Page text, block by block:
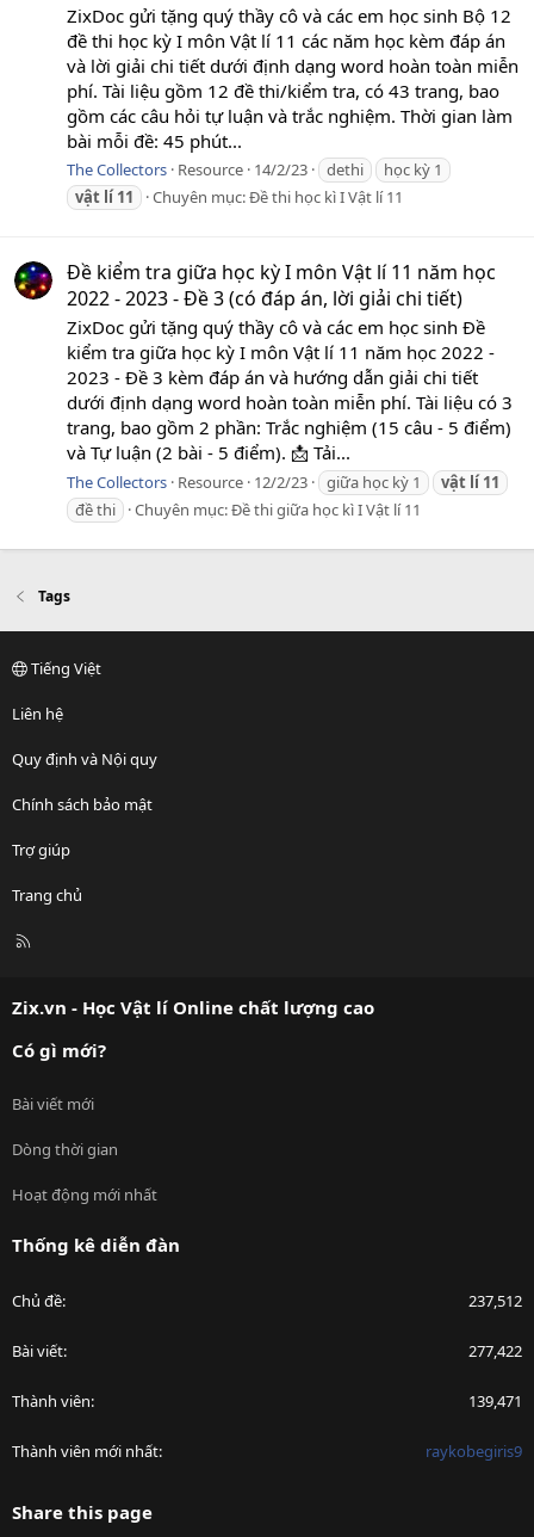
ZixDoc gửi tặng quý thầy cô và các em học sinh Bộ 12
đề thi học kỳ I môn Vật lí 11 các năm học kèm đáp án
và lời giải chi tiết dưới định dạng word hoàn toàn miễn
phí. Tài liệu gồm 12 đề thi/kiểm tra, có 43 trang, bao
gồm các câu hỏi tự luận và trắc nghiệm. Thời gian làm
bài mỗi đề: 45 phút...
The Collectors Resource 14/2/23 dethi
học kỳ 1
vật lí 11 Chuyên mục:Đề thi học kì I Vật lí 11
Đề kiểm tra giữa học kỳ I môn Vật lí 11 năm học
2022 - 2023 - Đề 3 (có đáp án, lời giải chi tiết)
ZixDoc gửi tặng quý thầy cô và các em học sinh Đề
kiểm tra giữa học kỳ I môn Vật lí 11 năm học 2022 -
2023 - Đề 3 kèm đáp án và hướng dẫn giải chi tiết
dưới định dạng word hoàn toàn miễn phí. Tài liệu có 3
trang, bao gồm 2 phần: Trắc nghiệm (15 câu - 5 điểm)
và Tự luận (2 bài - 5 điểm). 📩 Tải...
The Collectors Resource 12/2/23 giữa học kỳ 1 vật lí 11
đề thi
Chuyên mục:Đề thi giữa học kì I Vật lí 11
Tags
Tiếng Việt
Liên hệ
Quy định và Nội quy
Chính sách bảo mật
Trợ giúp
Trang chủ
R
Zix.vn - Học Vật lí Online chất lượng cao
Có gì mới?
Bài viết mới
Dòng thời gian
Hoạt động mới nhất
Thống kê diễn đàn
Chủ đề 237,512
Bài viết 277,422
Thành viên 139,471
Thành viên mới nhất raykobegiris9
Share this page